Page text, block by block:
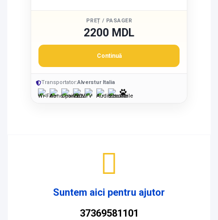
PREȚ / PASAGER
2200 MDL
Continuă
Transportator:Alverstur Italia
Suntem aici pentru ajutor
37369581101